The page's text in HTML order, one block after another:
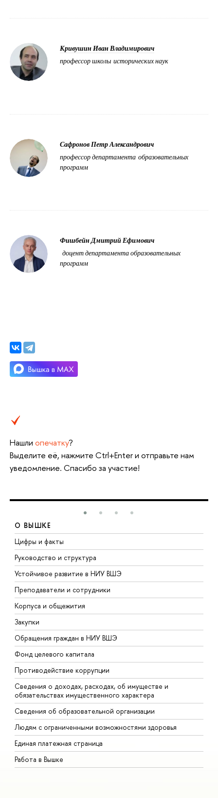
Кривушин Иван Владимирович
профессор школы исторических наук
Сафронов Петр Александрович
профессор департамента образовательных
программ
Фишбейн Дмитрий Ефимович
доцент департамента образовательных
программ
Нашли опечатку?
Выделите её, нажмите Ctrl+Enter и отправьте нам
уведомление. Спасибо за участие!
О ВЫШКЕ
Цифры и факты
Руководство и структура
Устойчивое развитие в НИУ ВШЭ
Преподаватели и сотрудники
Корпуса и общежития
Закупки
Обращения граждан в НИУ ВШЭ
Фонд целевого капитала
Противодействие коррупции
Сведения о доходах, расходах, об имуществе и
обязательствах имущественного характера
Сведения об образовательной организации
Людям с ограниченными возможностями здоровья
Единая платежная страница
Работа в Вышке